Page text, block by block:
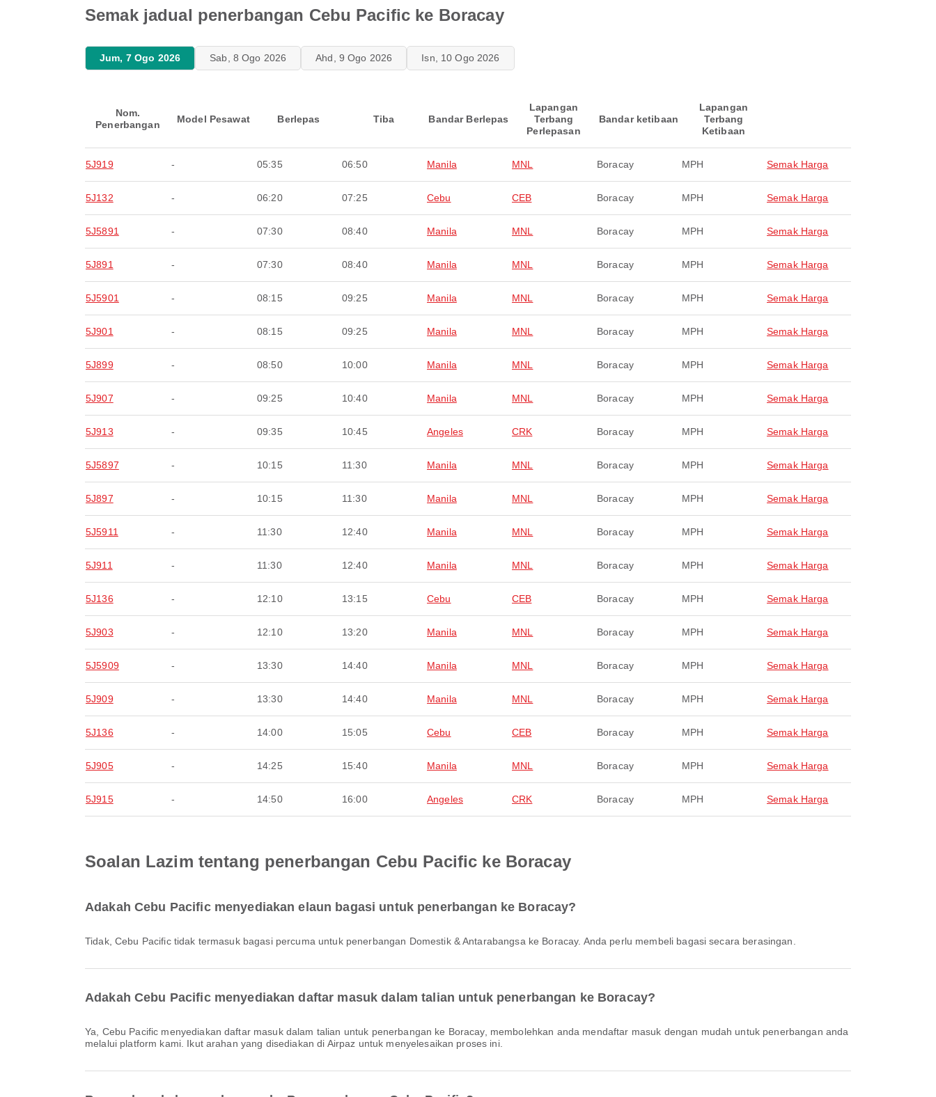
Semak jadual penerbangan Cebu Pacific ke Boracay
Jum, 7 Ogo 2026 Sab, 8 Ogo 2026 Ahd, 9 Ogo 2026 Isn, 10 Ogo 2026
Nom.
Penerbangan
Model Pesawat Berlepas Tiba Bandar Berlepas
Lapangan
Terbang
Perlepasan
Bandar ketibaan
Lapangan
Terbang
Ketibaan
5J919 - 05:35 06:50 Manila MNL Boracay MPH Semak Harga
5J132 - 06:20 07:25 Cebu CEB Boracay MPH Semak Harga
5J5891 - 07:30 08:40 Manila MNL Boracay MPH Semak Harga
5J891 - 07:30 08:40 Manila MNL Boracay MPH Semak Harga
5J5901 - 08:15 09:25 Manila MNL Boracay MPH Semak Harga
5J901 - 08:15 09:25 Manila MNL Boracay MPH Semak Harga
5J899 - 08:50 10:00 Manila MNL Boracay MPH Semak Harga
5J907 - 09:25 10:40 Manila MNL Boracay MPH Semak Harga
5J913 - 09:35 10:45 Angeles CRK Boracay MPH Semak Harga
5J5897 - 10:15 11:30 Manila MNL Boracay MPH Semak Harga
5J897 - 10:15 11:30 Manila MNL Boracay MPH Semak Harga
5J5911 - 11:30 12:40 Manila MNL Boracay MPH Semak Harga
5J911 - 11:30 12:40 Manila MNL Boracay MPH Semak Harga
5J136 - 12:10 13:15 Cebu CEB Boracay MPH Semak Harga
5J903 - 12:10 13:20 Manila MNL Boracay MPH Semak Harga
5J5909 - 13:30 14:40 Manila MNL Boracay MPH Semak Harga
5J909 - 13:30 14:40 Manila MNL Boracay MPH Semak Harga
5J136 - 14:00 15:05 Cebu CEB Boracay MPH Semak Harga
5J905 - 14:25 15:40 Manila MNL Boracay MPH Semak Harga
5J915 - 14:50 16:00 Angeles CRK Boracay MPH Semak Harga
Soalan Lazim tentang penerbangan Cebu Pacific ke Boracay
Adakah Cebu Pacific menyediakan elaun bagasi untuk penerbangan ke Boracay?
Tidak, Cebu Pacific tidak termasuk bagasi percuma untuk penerbangan Domestik & Antarabangsa ke Boracay. Anda perlu membeli bagasi secara berasingan.
Adakah Cebu Pacific menyediakan daftar masuk dalam talian untuk penerbangan ke Boracay?
Ya, Cebu Pacific menyediakan daftar masuk dalam talian untuk penerbangan ke Boracay, membolehkan anda mendaftar masuk dengan mudah untuk penerbangan anda
melalui platform kami. Ikut arahan yang disediakan di Airpaz untuk menyelesaikan proses ini.